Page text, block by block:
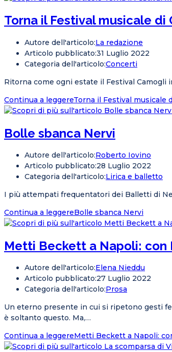
Torna il Festival musicale di
Autore dell'articolo:La redazione
Articolo pubblicato:31 Luglio 2022
Categoria dell'articolo:Concerti
Ritorna come ogni estate il Festival Camogli
Continua a leggereTorna il Festival musicale
Bolle sbanca Nervi
Autore dell'articolo:Roberto Iovino
Articolo pubblicato:28 Luglio 2022
Categoria dell'articolo:Lirica e balletto
I più attempati frequentatori dei Balletti di
Continua a leggereBolle sbanca Nervi
Metti Beckett a Napoli: con
Autore dell'articolo:Elena Nieddu
Articolo pubblicato:27 Luglio 2022
Categoria dell'articolo:Prosa
Un eterno presente in cui si ripetono gesti
è soltanto questo. Ma,…
Continua a leggereMetti Beckett a Napoli: